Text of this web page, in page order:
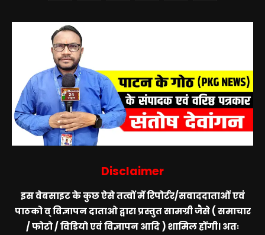
Disclaimer
इस वेबसाइट के कुछ ऐसे तत्वों में रिपोर्टर/सवाददाताओं एवं
पाठको व् विज्ञापन दाताओ द्वारा प्रस्तुत सामग्री जैसे ( समाचार
/ फोटो / विडियो एवं विज्ञापन आदि ) शामिल होंगी। अतः